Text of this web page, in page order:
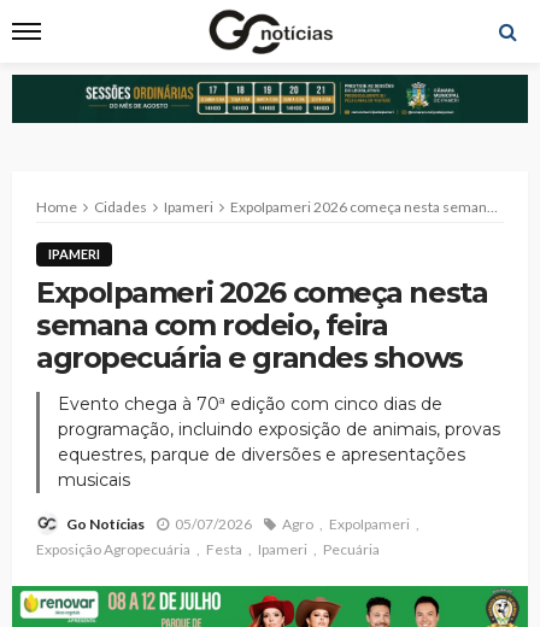
Home Cidades Ipameri ExpoIpameri 2026 começa nesta semana com rodeio, feira agropecuária e grandes shows
IPAMERI
ExpoIpameri 2026 começa nesta
semana com rodeio, feira
agropecuária e grandes shows
Evento chega à 70ª edição com cinco dias de
programação, incluindo exposição de animais, provas
equestres, parque de diversões e apresentações
musicais
Go Notícias 05/07/2026 Agro
ExpoIpameri
Exposição Agropecuária
Festa Ipameri Pecuária